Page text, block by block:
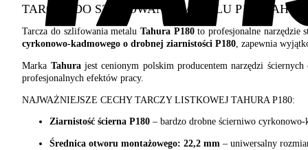
TARCZA DO SZLIFOWANIA METALU P180
Tarcza do szlifowania metaluTahura P180to profesjonalne narzędzie
cyrkonowo-kadmowego o drobnej ziarnistości P180, zapewnia
Marka Tahurajest cenionym polskim producentem narzędzi
profesjonalnych efektów pracy.
NAJWAŻNIEJSZE CECHY TARCZY LISTKOWEJ TAHURA P180:
Ziarnistość ścierna P180 – bardzo drobne ścierniwo cyrkonowo-
Średnica otworu montażowego: 22,2 mm – uniwersalny